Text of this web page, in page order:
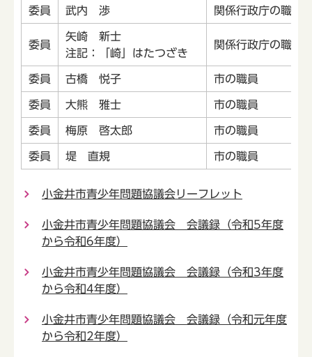
委員 武内 渉 関係行政庁の職員
委員
矢崎 新士
注記：「崎」はたつざき
関係行政庁の職員
委員 古橋 悦子 市の職員
委員 大熊 雅士 市の職員
委員 梅原 啓太郎 市の職員
委員 堤 直規 市の職員
小金井市青少年問題協議会リーフレット
小金井市青少年問題協議会 会議録（令和5年度
から令和6年度）
小金井市青少年問題協議会 会議録（令和3年度
から令和4年度）
小金井市青少年問題協議会 会議録（令和元年度
から令和2年度）